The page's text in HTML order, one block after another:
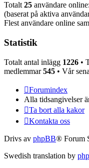
Totalt 25 användare
(baserat på aktiva
Flest användare online
Statistik
Totalt antal inlägg 1226 •
medlemmar545 • Vår
Forumindex
Alla tidsangivelser
Ta bort alla kakor
Kontakta oss
Drivs av phpBB® Forum
Swedish translation by